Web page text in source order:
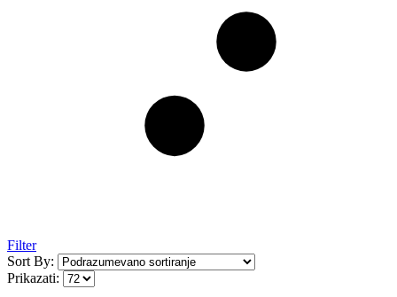
Filter
Sort By:
Prikazati: